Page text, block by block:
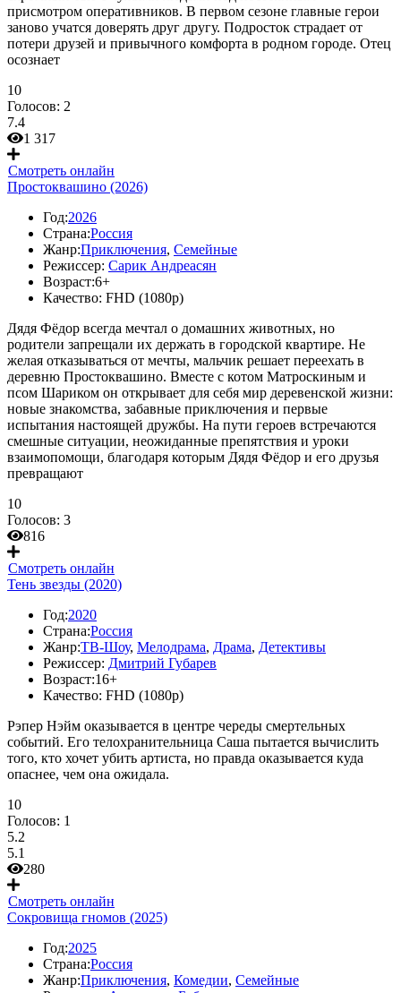
присмотром оперативников. В первом сезоне главные герои
заново учатся доверять друг другу. Подросток страдает от
потери друзей и привычного комфорта в родном городе. Отец
осознает
10
Голосов: 2
7.4
1 317
Смотреть онлайн
Простоквашино (2026)
Год:2026
Страна:Россия
Жанр:Приключения, Семейные
Режиссер: Сарик Андреасян
Возраст:6+
Качество: FHD (1080p)
Дядя Фёдор всегда мечтал о домашних животных, но
родители запрещали их держать в городской квартире. Не
желая отказываться от мечты, мальчик решает переехать в
деревню Простоквашино. Вместе с котом Матроскиным и
псом Шариком он открывает для себя мир деревенской жизни:
новые знакомства, забавные приключения и первые
испытания настоящей дружбы. На пути героев встречаются
смешные ситуации, неожиданные препятствия и уроки
взаимопомощи, благодаря которым Дядя Фёдор и его друзья
превращают
10
Голосов: 3
816
Смотреть онлайн
Тень звезды (2020)
Год:2020
Страна:Россия
Жанр:ТВ-Шоу, Мелодрама, Драма, Детективы
Режиссер: Дмитрий Губарев
Возраст:16+
Качество: FHD (1080p)
Рэпер Нэйм оказывается в центре череды смертельных
событий. Его телохранительница Саша пытается вычислить
того, кто хочет убить артиста, но правда оказывается куда
опаснее, чем она ожидала.
10
Голосов: 1
5.2
5.1
280
Смотреть онлайн
Сокровища гномов (2025)
Год:2025
Страна:Россия
Жанр:Приключения, Комедии, Семейные